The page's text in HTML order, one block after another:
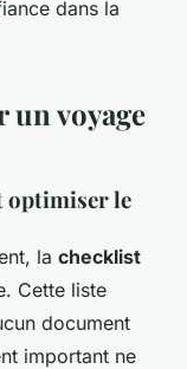
dans la
un voyage
optimiser le
la checklist
Cette liste
document
important ne